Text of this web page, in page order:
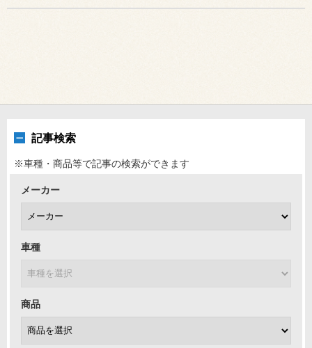
記事検索
※車種・商品等で記事の検索ができます
メーカー
車種
商品